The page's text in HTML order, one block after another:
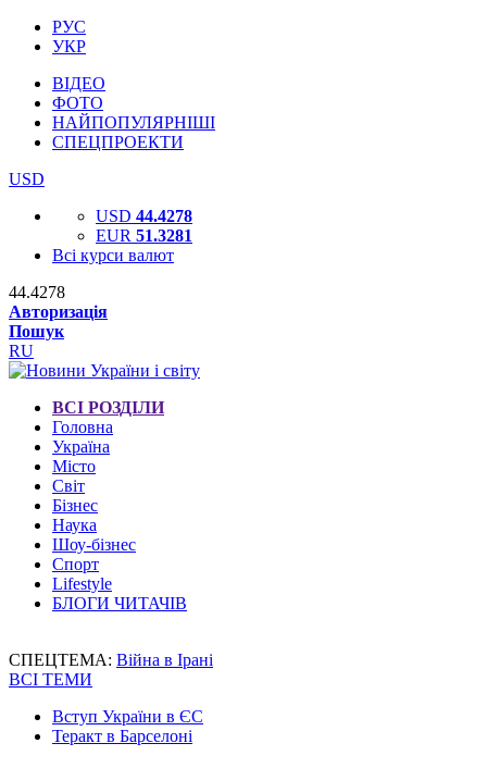
РУС
УКР
ВІДЕО
ФОТО
НАЙПОПУЛЯРНІШІ
СПЕЦПРОЕКТИ
USD
USD 44.4278
EUR 51.3281
Всі курси валют
44.4278
Авторизація
Пошук
RU
ВСІ РОЗДІЛИ
Головна
Україна
Місто
Світ
Бізнес
Наука
Шоу-бізнес
Спорт
Lifestyle
БЛОГИ ЧИТАЧІВ
СПЕЦТЕМА: Війна в Ірані
ВСІ ТЕМИ
Вступ України в ЄС
Теракт в Барселоні